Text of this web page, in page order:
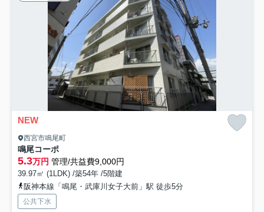
NEW
西宮市鳴尾町
鳴尾コーポ
5.3万円 管理/共益費9,000円
39.97㎡ (1LDK) /築54年 /5階建
阪神本線「鳴尾・武庫川女子大前」駅 徒歩5分
公共下水